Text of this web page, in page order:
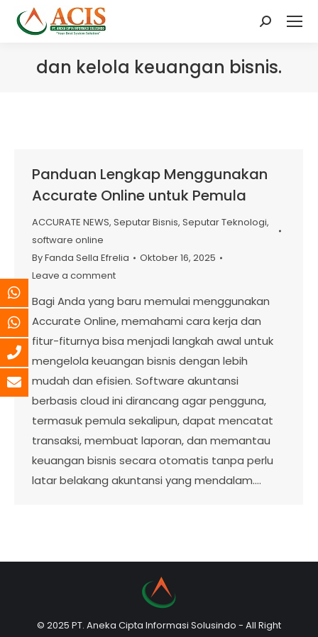
Search:
dan kelola keuangan bisnis.
Panduan Lengkap Menggunakan
Accurate Online untuk Pemula
ACCURATE NEWS, Seputar Bisnis, Seputar Teknologi,
software online
ByFanda Sella Efrelia
Oktober 16, 2025
Leave a comment
Bagi Anda yang baru memulai menggunakan
Accurate Online, memahami cara kerja dan
fitur-fiturnya bisa menjadi langkah awal untuk
mengelola keuangan bisnis dengan lebih
mudah dan efisien. Software akuntansi
berbasis cloud ini dirancang agar pengguna,
termasuk pemula sekalipun, dapat mencatat
transaksi, membuat laporan, dan memantau
keuangan bisnis secara otomatis tanpa perlu
latar belakang akuntansi yang mendalam.…
© 2025 PT. Aneka Cipta Informasi Solusindo - All Right